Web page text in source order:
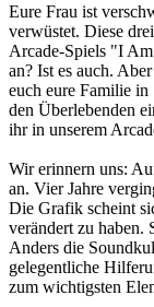
Eure Frau ist
verwüstet. Diese
Arcade-Spiels "I
an? Ist es auch.
euch eure Familie
den Überlebenden
ihr in unserem
Wir erinnern uns:
an. Vier Jahre
Die Grafik scheint
verändert zu haben.
Anders die
gelegentliche
zum wichtigsten